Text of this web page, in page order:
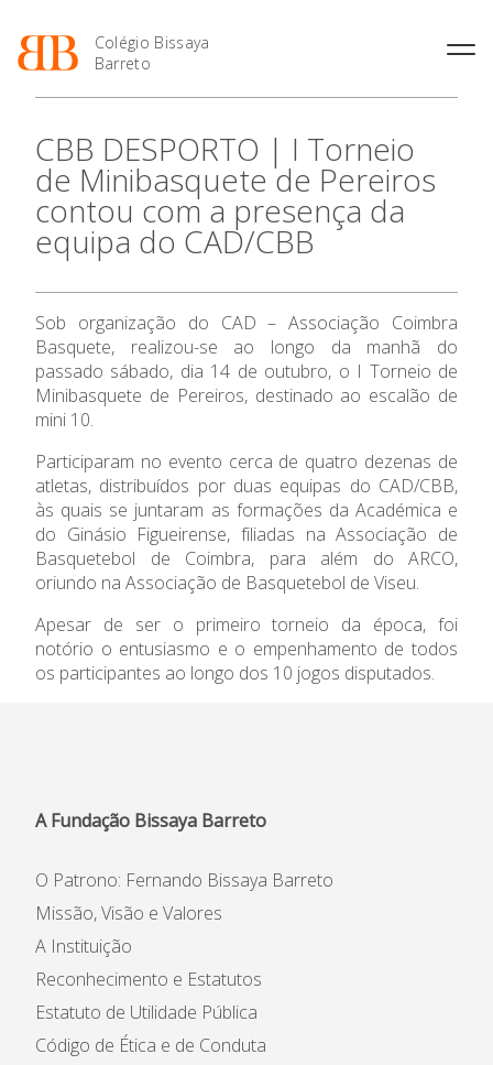
Colégio Bissaya
Barreto
O Colégio
Projeto Educativo
Organização
Colaboradores Docentes
Colaboradores Não
Ofertas de emprego
Regulamentos
Jornal “O Coreto”
Privacidade
Oferta Formativa
Enriquecimento Curricular
Oferta Curricular
Atividades Extracurriculares
Serviços
Letiva
Academia de LínguasEnsino Profissional
Profissionais
Matrículas
Horários e Manuais
Curso de Técnico de
Termalismo
Curso de Técnico/a de Apoio
à Família e à Comunidade
Ofertas de Emprego
2027
Calendários
Portal do Professor
Portal do Aluno/Encarregado
de Educação
SIGE
Secretariado de Exames
Admissão
Informações
APEE
Notícias
CBB DESPORTO | I Torneio
de Minibasquete de Pereiros
contou com a presença da
equipa do CAD/CBB
Sob organização do CAD – Associação Coimbra
Basquete, realizou-se ao longo da manhã do
passado sábado, dia 14 de outubro, o I Torneio de
Minibasquete de Pereiros, destinado ao escalão de
mini 10.
Participaram no evento cerca de quatro dezenas de
atletas, distribuídos por duas equipas do CAD/CBB,
às quais se juntaram as formações da Académica e
do Ginásio Figueirense, filiadas na Associação de
Basquetebol de Coimbra, para além do ARCO,
oriundo na Associação de Basquetebol de Viseu.
Apesar de ser o primeiro torneio da época, foi
notório o entusiasmo e o empenhamento de todos
os participantes ao longo dos 10 jogos disputados.
A Fundação Bissaya Barreto
O Patrono: Fernando Bissaya Barreto
Missão, Visão e Valores
A Instituição
Reconhecimento e Estatutos
Estatuto de Utilidade Pública
Código de Ética e de Conduta